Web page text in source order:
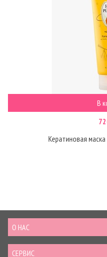
В
Кератиновая маска
О НАС
СЕРВИС